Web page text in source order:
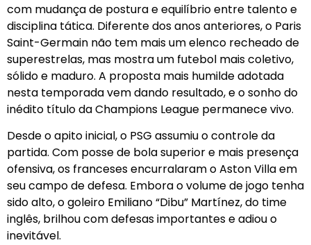
com mudança de postura e equilíbrio entre talento e
disciplina tática. Diferente dos anos anteriores, o Paris
Saint-Germain não tem mais um elenco recheado de
superestrelas, mas mostra um futebol mais coletivo,
sólido e maduro. A proposta mais humilde adotada
nesta temporada vem dando resultado, e o sonho do
inédito título da Champions League permanece vivo.
Desde o apito inicial, o PSG assumiu o controle da
partida. Com posse de bola superior e mais presença
ofensiva, os franceses encurralaram o Aston Villa em
seu campo de defesa. Embora o volume de jogo tenha
sido alto, o goleiro Emiliano “Dibu” Martínez, do time
inglês, brilhou com defesas importantes e adiou o
inevitável.